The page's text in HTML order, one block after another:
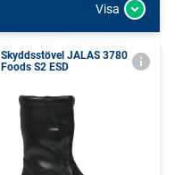
Visa
Skyddsstövel JALAS 3780
Foods S2 ESD